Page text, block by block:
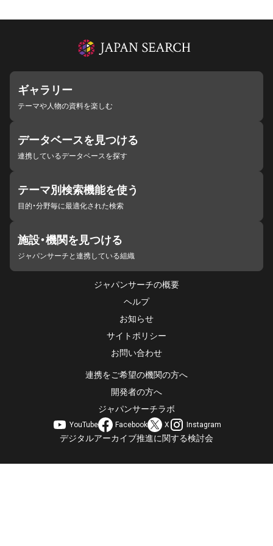
ギャラリー
テーマや人物の資料を楽しむ
データベースを見つける
連携しているデータベースを探す
テーマ別検索機能を使う
目的・分野毎に最適化された検索
施設・機関を見つける
ジャパンサーチと連携している組織
ジャパンサーチの概要
ヘルプ
お知らせ
サイトポリシー
お問い合わせ
連携をご希望の機関の方へ
開発者の方へ
ジャパンサーチラボ
YouTube Facebook X Instagram
デジタルアーカイブ推進に関する検討会